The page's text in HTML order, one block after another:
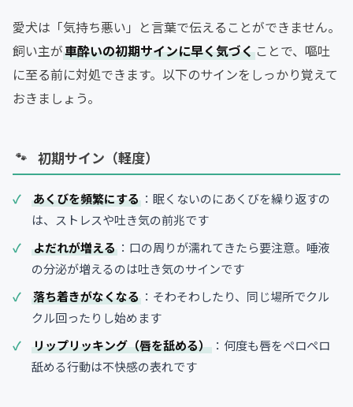
愛犬は「気持ち悪い」と言葉で伝えることができません。
飼い主が車酔いの初期サインに早く気づく ことで、嘔吐
に至る前に対処できます。以下のサインをしっかり覚えて
おきましょう。
初期サイン（軽度）
あくびを頻繁にする ：眠くないのにあくびを繰り返すの
は、ストレスや吐き気の前兆です
よだれが増える ：口の周りが濡れてきたら要注意。唾液
の分泌が増えるのは吐き気のサインです
落ち着きがなくなる ：そわそわしたり、同じ場所でクル
クル回ったりし始めます
リップリッキング（唇を舐める） ：何度も唇をペロペロ
舐める行動は不快感の表れです